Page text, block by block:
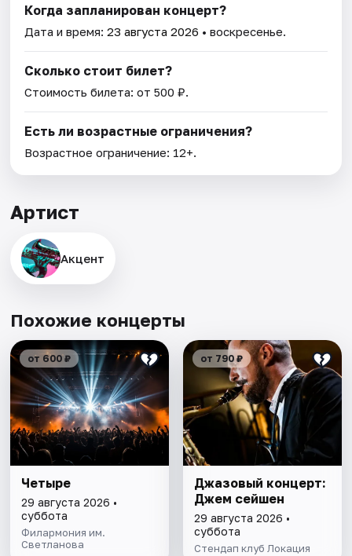
Когда запланирован концерт?
Дата и время:23 августа 2026 • воскресенье.
Сколько стоит билет?
Стоимость билета: от 500 ₽.
Есть ли возрастные ограничения?
Возрастное ограничение: 12+.
Артист
Акцент
Похожие концерты
от 600 ₽
Четыре
29 августа 2026 •
суббота
Филармония им.
Светланова
от 790 ₽
Джазовый концерт:
Джем сейшен
29 августа 2026 •
суббота
Стендап клуб Локация